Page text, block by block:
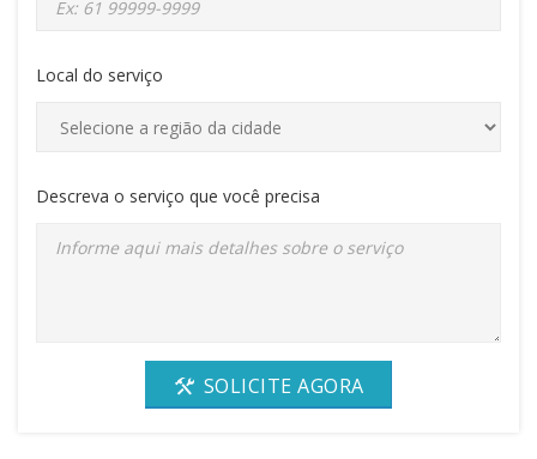
Local do serviço
Descreva o serviço que você precisa
SOLICITE AGORA